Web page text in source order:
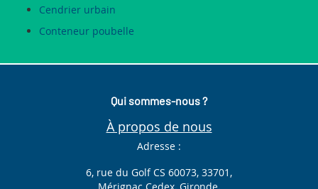
Cendrier urbain
Conteneur poubelle
Qui sommes-nous ?
À propos de nous
Adresse :
6, rue du Golf CS 60073, 33701,
Mérignac Cedex, Gironde,